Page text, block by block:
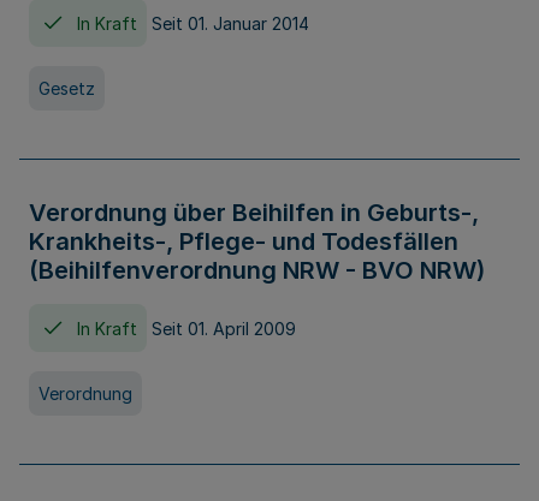
In Kraft Seit 01. Januar 2014
Gesetz
Verordnung über Beihilfen in Geburts-,
Krankheits-, Pflege- und Todesfällen
(Beihilfenverordnung NRW - BVO NRW)
In Kraft Seit 01. April 2009
Verordnung